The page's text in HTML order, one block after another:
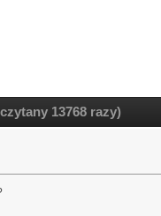
13768 razy)